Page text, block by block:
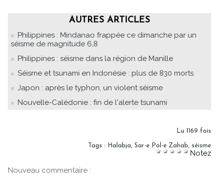
AUTRES ARTICLES
Philippines : Mindanao frappée ce dimanche par un
séisme de magnitude 6,8
Philippines : séisme dans la région de Manille
Séisme et tsunami en Indonésie : plus de 830 morts
Japon : après le typhon, un violent séisme
Nouvelle-Calédonie : fin de l'alerte tsunami
Lu 1169 fois
Tags : Halabja, Sar-e Pol-e Zahab, séisme
Notez
Nouveau commentaire :